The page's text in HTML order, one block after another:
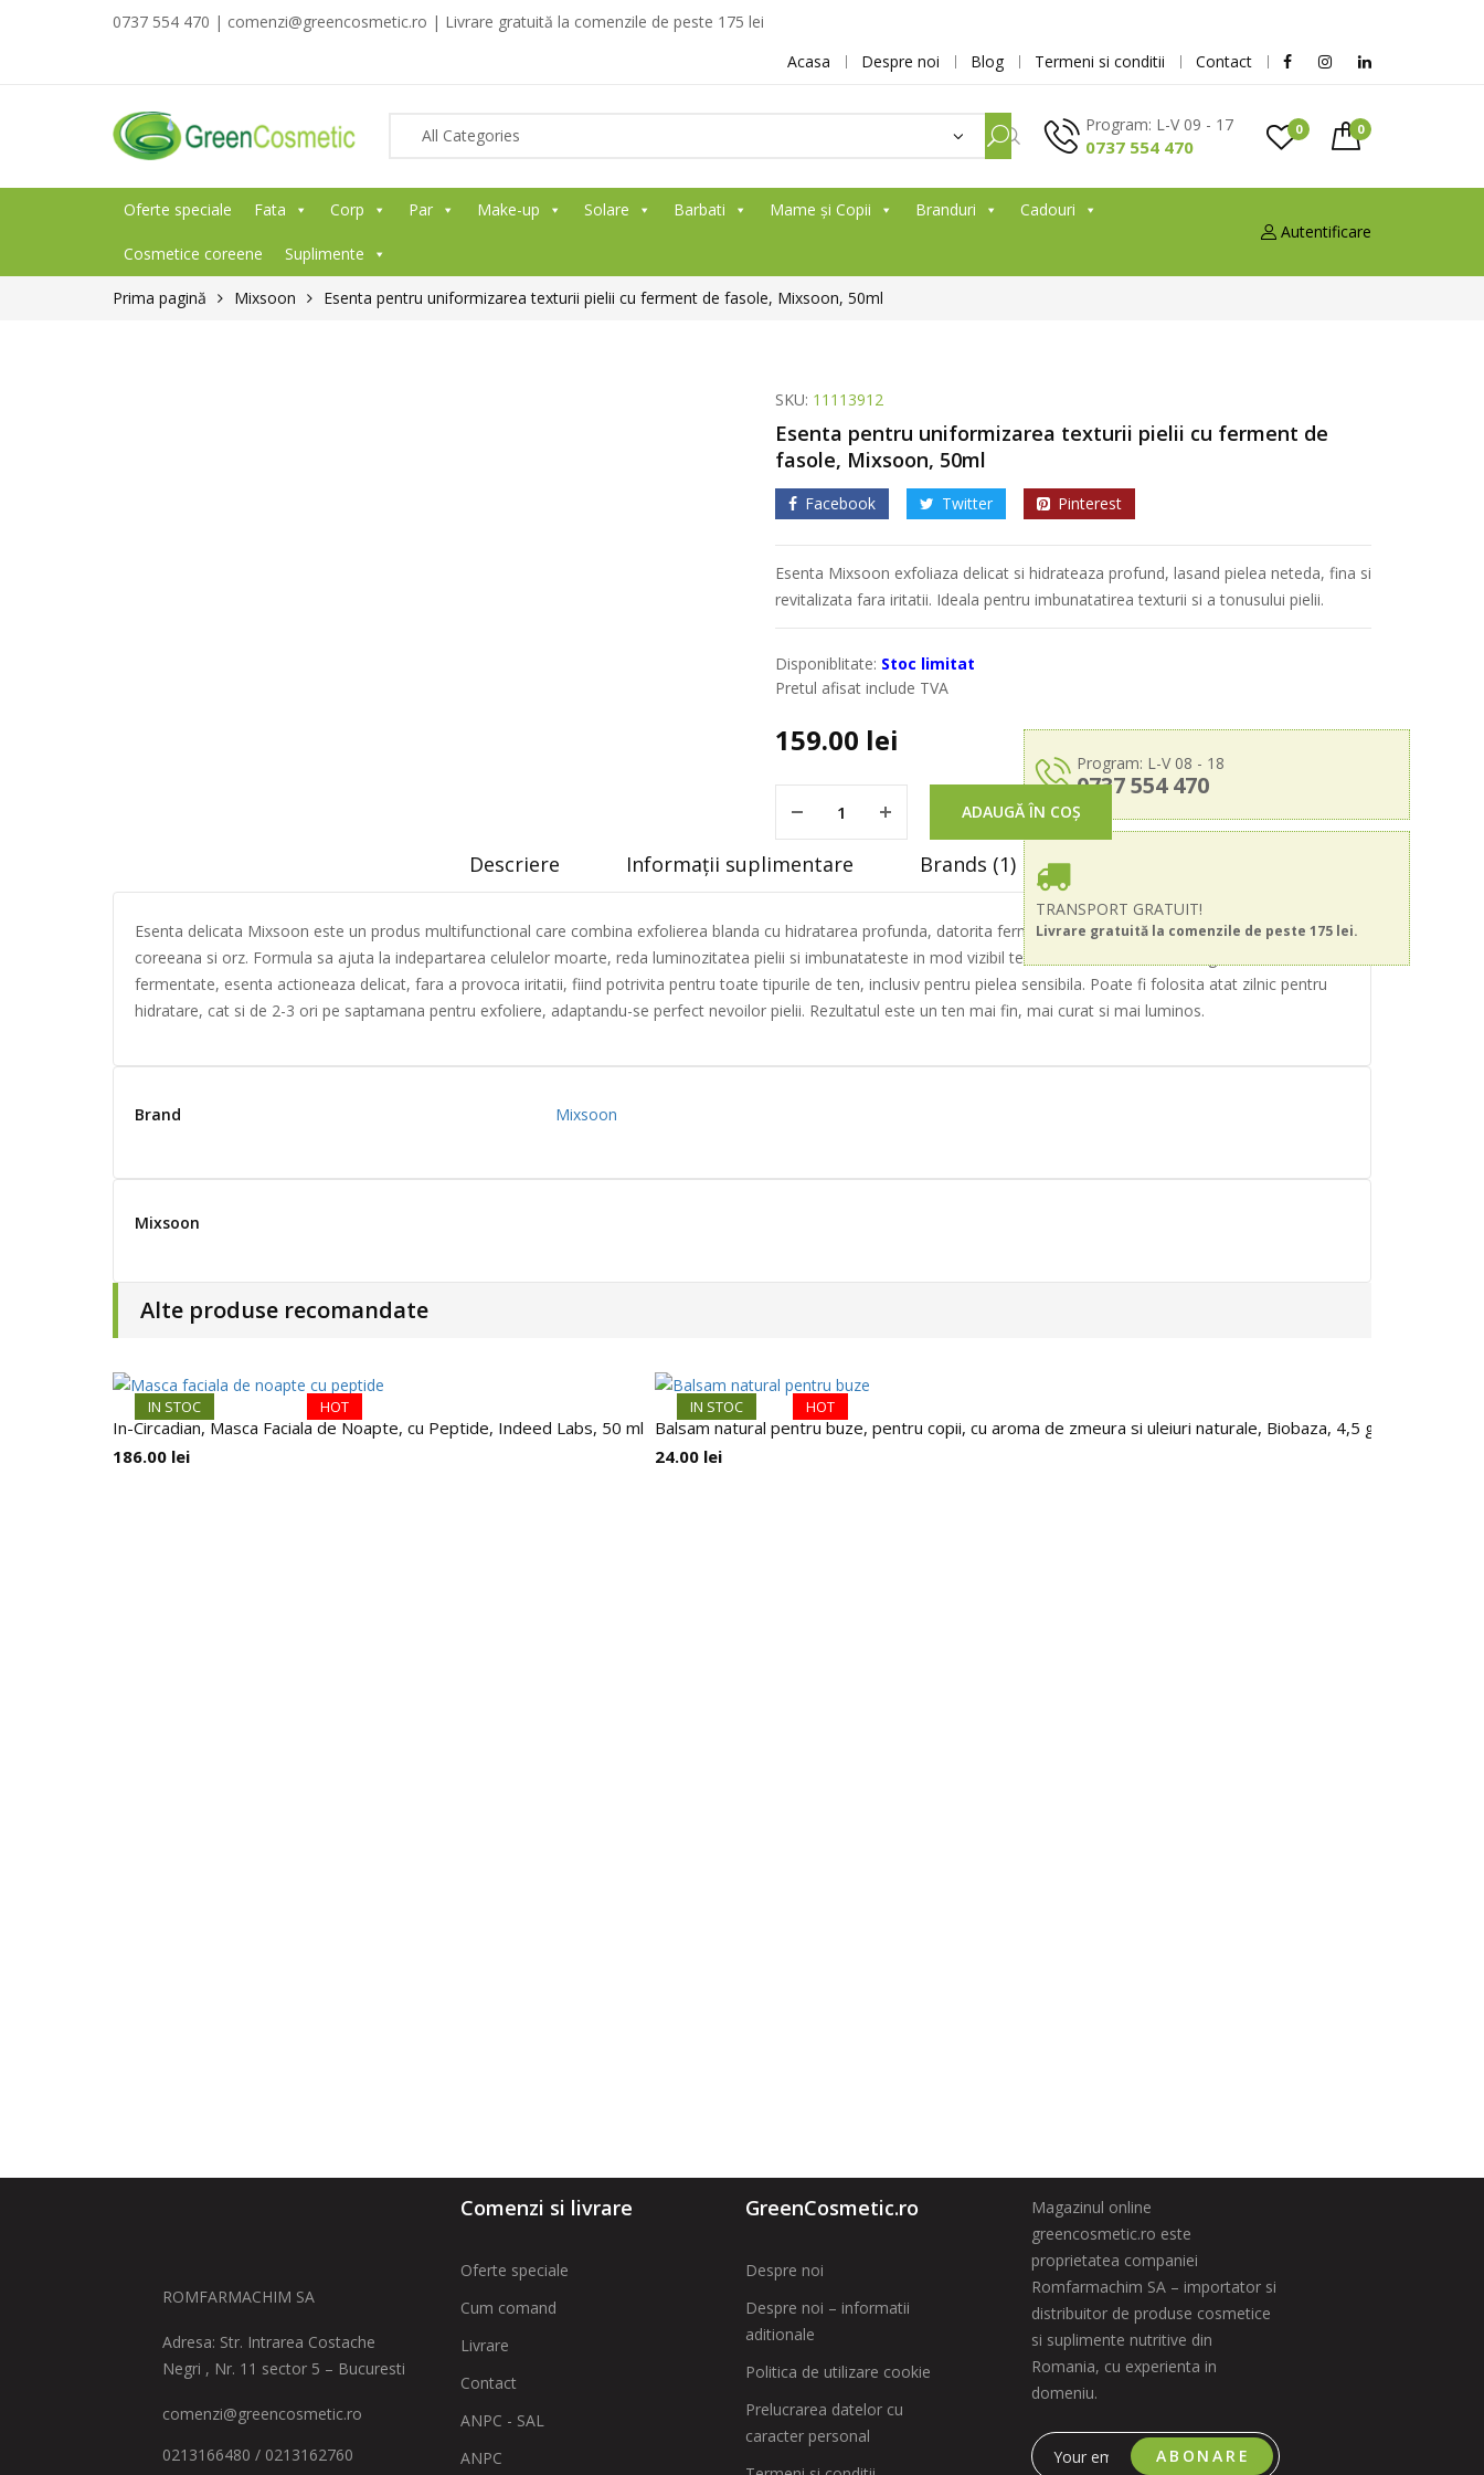
0737 554 470 | comenzi@greencosmetic.ro | Livrare gratuită la comenzile de peste 175 lei
Acasa
Despre noi Blog Termeni si conditii Contact
Program: L-V 09 - 17
0737 554 470
0 0
Oferte speciale Fata Corp Par Make-up Solare Barbati Mame și Copii Branduri Cadouri
Cosmetice coreene Suplimente
Autentificare
Prima pagină Mixsoon Esenta pentru uniformizarea texturii pielii cu ferment de fasole, Mixsoon, 50ml
SKU: 11113912
Esenta pentru uniformizarea texturii pielii cu ferment de
fasole, Mixsoon, 50ml
Facebook Twitter Pinterest
Esenta Mixsoon exfoliaza delicat si hidrateaza profund, lasand pielea neteda, fina si
revitalizata fara iritatii. Ideala pentru imbunatatirea texturii si a tonusului pielii.
Disponiblitate: Stoc limitat
Pretul afisat include TVA
Program: L-V 08 - 18
0737 554 470
TRANSPORT GRATUIT!
Livrare gratuită la comenzile de peste 175 lei.
159.00 lei
ADAUGĂ ÎN COȘ
Descriere Informații suplimentare Brands (1)
Esenta delicata Mixsoon este un produs multifunctional care combina exfolierea blanda cu hidratarea profunda, datorita fermentilor naturali din fasole, rodie, para
coreeana si orz. Formula sa ajuta la indepartarea celulelor moarte, reda luminozitatea pielii si imbunatateste in mod vizibil textura acesteia. Datorita ingredientelor
fermentate, esenta actioneaza delicat, fara a provoca iritatii, fiind potrivita pentru toate tipurile de ten, inclusiv pentru pielea sensibila. Poate fi folosita atat zilnic pentru
hidratare, cat si de 2-3 ori pe saptamana pentru exfoliere, adaptandu-se perfect nevoilor pielii. Rezultatul este un ten mai fin, mai curat si mai luminos.
Brand Mixsoon
Mixsoon
Alte produse recomandate
HOT
IN STOC
In-Circadian, Masca Faciala de Noapte, cu Peptide, Indeed Labs, 50 ml
186.00 lei
HOT
IN STOC
Balsam natural pentru buze, pentru copii, cu aroma de zmeura si uleiuri naturale, Biobaza, 4,5 g
24.00 lei
ROMFARMACHIM SA
Adresa: Str. Intrarea Costache
Negri , Nr. 11 sector 5 – Bucuresti
comenzi@greencosmetic.ro
0213166480 / 0213162760
Comenzi si livrare
Oferte speciale
Cum comand
Livrare
Contact
ANPC - SAL
ANPC
GreenCosmetic.ro
Despre noi
Despre noi – informatii
aditionale
Politica de utilizare cookie
Prelucrarea datelor cu
caracter personal
Magazinul online
greencosmetic.ro este
proprietatea companiei
Romfarmachim SA – importator si
distribuitor de produse cosmetice
si suplimente nutritive din
Romania, cu experienta in
domeniu.
ABONARE